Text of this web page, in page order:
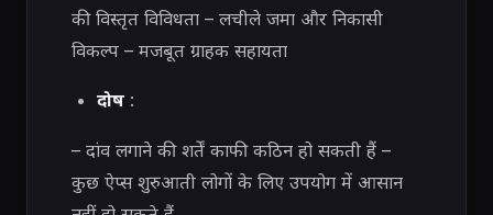
की विस्तृत विविधता – लचीले जमा और निकासी
विकल्प – मजबूत ग्राहक सहायता
दोष:
– दांव लगाने की शर्तें काफी कठिन हो सकती हैं –
कुछ ऐप्स शुरुआती लोगों के लिए उपयोग में आसान